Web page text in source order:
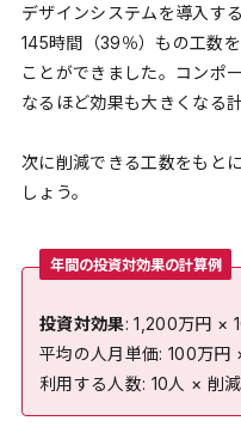
デザインシステムを導入す
145時間（39％）もの工数
ことができました。コンポ
なるほど効果も大きくなる
次に削減できる工数をもと
しょう。
年間の投資対効果の計算例
投資対効果: 1,200万円 ×
平均の人月単価: 100万円
利用する人数: 10人 × 削